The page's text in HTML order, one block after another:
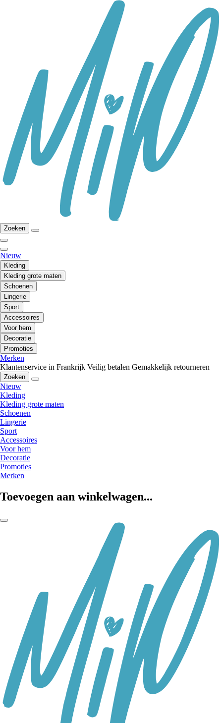
Zoeken
Nieuw
Kleding
Kleding grote maten
Schoenen
Lingerie
Sport
Accessoires
Voor hem
Decoratie
Promoties
Merken
Klantenservice in Frankrijk Veilig betalen Gemakkelijk retourneren
Zoeken
Nieuw
Kleding
Kleding grote maten
Schoenen
Lingerie
Sport
Accessoires
Voor hem
Decoratie
Promoties
Merken
Toevoegen aan winkelwagen...